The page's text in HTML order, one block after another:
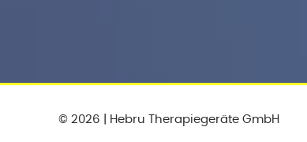
© 2026 | Hebru Therapiegeräte GmbH